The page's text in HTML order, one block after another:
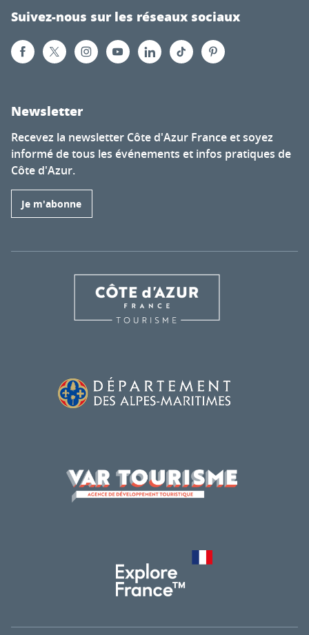
Suivez-nous sur les réseaux sociaux
Newsletter
Recevez la newsletter Côte d'Azur France et soyez
informé de tous les événements et infos pratiques de
Côte d'Azur.
Je m'abonne